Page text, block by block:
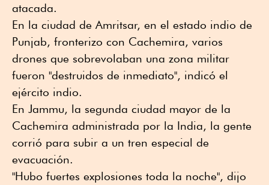
atacada.
En la ciudad de Amritsar, en el estado indio de
Punjab, fronterizo con Cachemira, varios
drones que sobrevolaban una zona militar
fueron "destruidos de inmediato", indicó el
ejército indio.
En Jammu, la segunda ciudad mayor de la
Cachemira administrada por la India, la gente
corrió para subir a un tren especial de
evacuación.
"Hubo fuertes explosiones toda la noche", dijo